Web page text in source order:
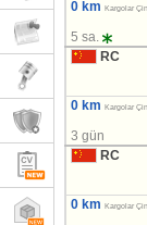
0 km Kargolar
5 sa.
RC
0 km
Kargolar
3 gün
RC
0 km Kargolar